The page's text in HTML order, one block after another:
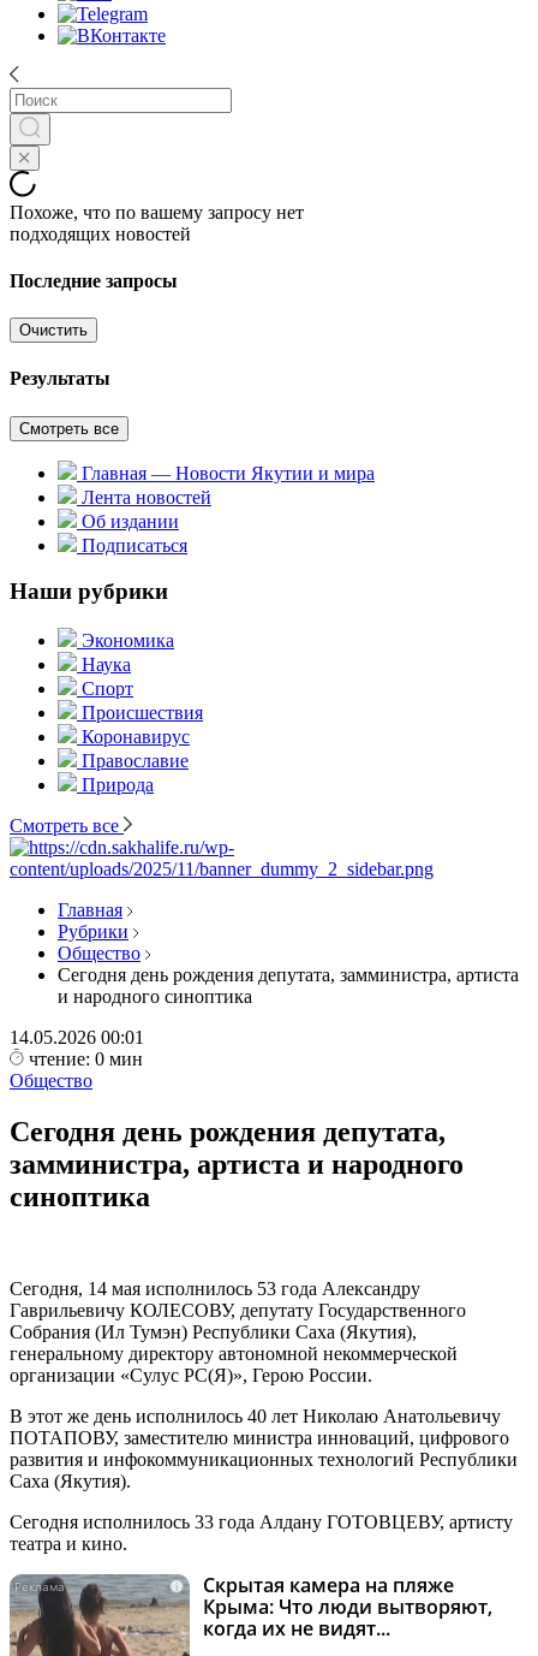
Похоже, что по вашему запросу нет
подходящих новостей
Последние запросы
Очистить
Результаты
Смотреть все
Главная — Новости Якутии и мира
Лента новостей
Об издании
Подписаться
Наши рубрики
Экономика
Наука
Спорт
Происшествия
Коронавирус
Православие
Природа
Смотреть все
Главная
Рубрики
Общество
Сегодня день рождения депутата, замминистра, артиста
и народного синоптика
14.05.2026 00:01
чтение: 0 мин
Общество
Сегодня день рождения депутата,
замминистра, артиста и народного
синоптика
Сегодня, 14 мая исполнилось 53 года Александру
Гаврильевичу КОЛЕСОВУ, депутату Государственного
Собрания (Ил Тумэн) Республики Саха (Якутия),
генеральному директору автономной некоммерческой
организации «Сулус РС(Я)», Герою России.
В этот же день исполнилось 40 лет Николаю Анатольевичу
ПОТАПОВУ, заместителю министра инноваций, цифрового
развития и инфокоммуникационных технологий Республики
Саха (Якутия).
Сегодня исполнилось 33 года Алдану ГОТОВЦЕВУ, артисту
театра и кино.
i
Скрытая камера на пляже
Крыма: Что люди вытворяют,
когда их не видят...